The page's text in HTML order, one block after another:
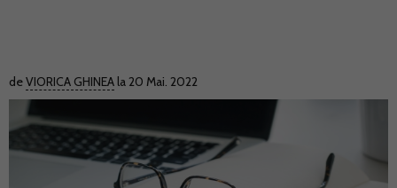
deVIORICA GHINEA la 20 Mai. 2022